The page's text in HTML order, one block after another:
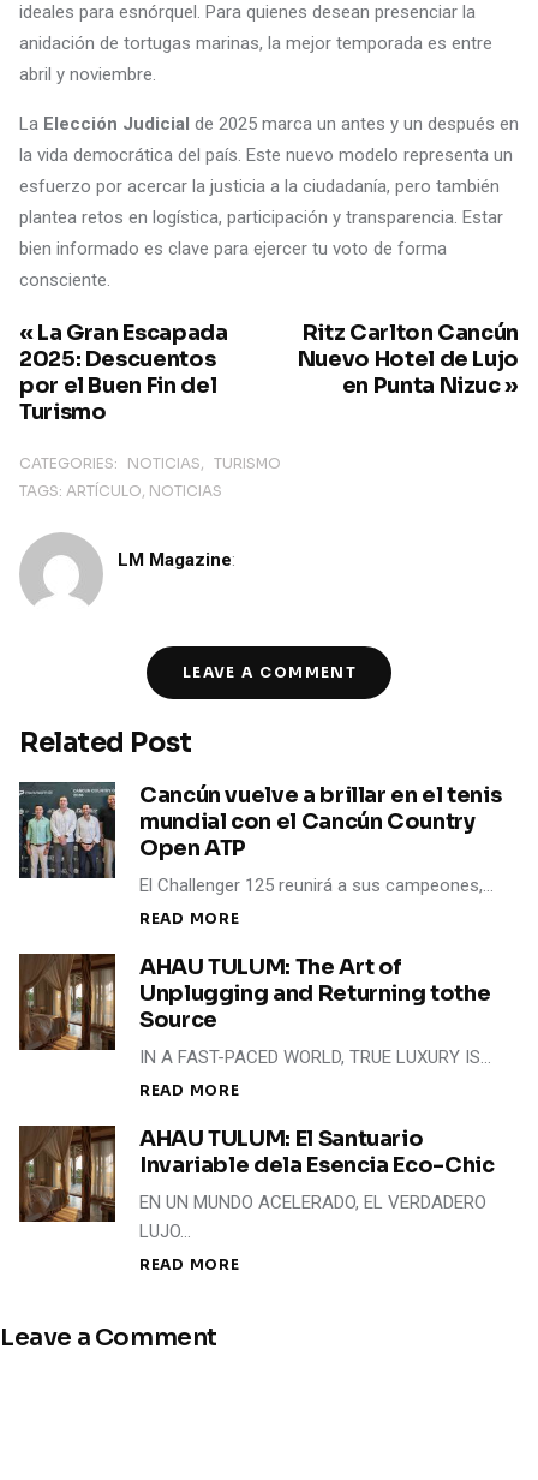
ideales para esnórquel. Para quienes desean presenciar la
anidación de tortugas marinas, la mejor temporada es entre
abril y noviembre.
La Elección Judicial de 2025 marca un antes y un después en
la vida democrática del país. Este nuevo modelo representa un
esfuerzo por acercar la justicia a la ciudadanía, pero también
plantea retos en logística, participación y transparencia. Estar
bien informado es clave para ejercer tu voto de forma
consciente.
Ritz Carlton Cancún
Nuevo Hotel de Lujo
en Punta Nizuc »
« La Gran Escapada
2025: Descuentos
por el Buen Fin del
Turismo
CATEGORIES: NOTICIAS
TURISMO
TAGS: ARTÍCULO NOTICIAS
LM Magazine:
LEAVE A COMMENT
Related Post
Cancún vuelve a brillar en el tenis
mundial con el Cancún Country
Open ATP
El Challenger 125 reunirá a sus campeones,…
READ MORE
AHAU TULUM: The Art of
Unplugging and Returning tothe
Source
IN A FAST-PACED WORLD, TRUE LUXURY IS…
READ MORE
AHAU TULUM: El Santuario
Invariable dela Esencia Eco-Chic
EN UN MUNDO ACELERADO, EL VERDADERO
LUJO…
READ MORE
Leave a Comment